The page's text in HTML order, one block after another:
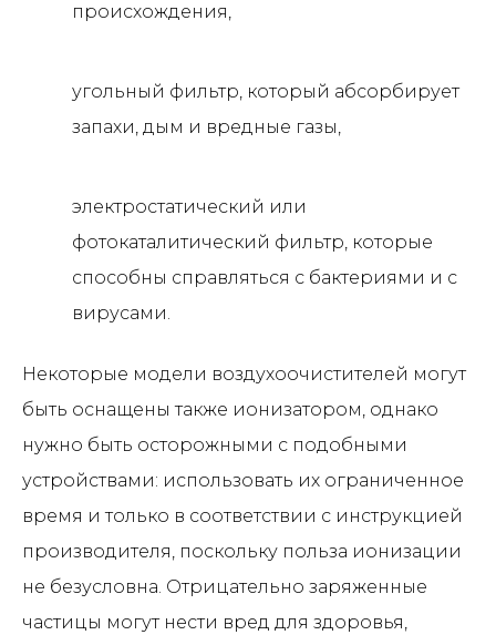
происхождения,
угольный фильтр, который абсорбирует
запахи, дым и вредные газы,
электростатический или
фотокаталитический фильтр, которые
способны справляться с бактериями и с
вирусами.
Некоторые модели воздухоочистителей могут
быть оснащены также ионизатором, однако
нужно быть осторожными с подобными
устройствами: использовать их ограниченное
время и только в соответствии с инструкцией
производителя, поскольку польза ионизации
не безусловна. Отрицательно заряженные
частицы могут нести вред для здоровья,